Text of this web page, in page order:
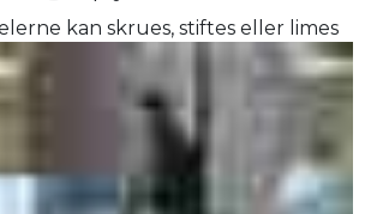
kan skrues, stiftes eller limes
findes et beslag der giver
paneler.